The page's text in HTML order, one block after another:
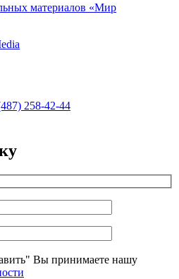
материалов «Мир
258-42-44
Вы принимаете нашу